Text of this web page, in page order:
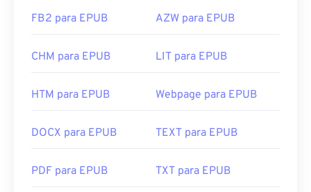
FB2 para EPUB AZW para EPUB
CHM para EPUB LIT para EPUB
HTM para EPUB Webpage para EPUB
DOCX para EPUB TEXT para EPUB
PDF para EPUB TXT para EPUB